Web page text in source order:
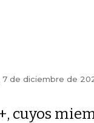
7 de diciembre de
cuyos